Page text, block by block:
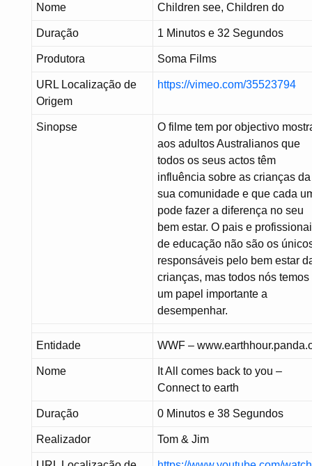
Nome Children see, Children do
Duração 1 Minutos e 32 Segundos
Produtora Soma Films
URL Localização de
Origem
https://vimeo.com/35523794
Sinopse
O filme tem por objectivo
aos adultos Australianos que
todos os seus actos têm
influência sobre as crianças da
sua comunidade e que cada
pode fazer a diferença no seu
bem estar. O pais e
de educação não são os
responsáveis pelo bem estar
crianças, mas todos nós temos
um papel importante a
desempenhar.
Entidade WWF –
Nome
It All comes back to you –
Connect to earth
Duração 0 Minutos e 38 Segundos
Realizador Tom & Jim